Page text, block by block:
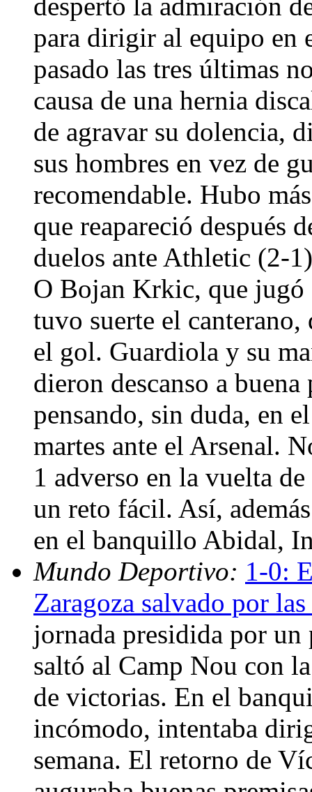
para dirigir al equipo en
pasado las tres últimas
causa de una hernia
de agravar su dolencia,
sus hombres en vez de
recomendable. Hubo
que reapareció después
duelos ante Athletic (2-
O Bojan Krkic, que
tuvo suerte el
el gol. Guardiola y su
dieron descanso a
pensando, sin duda, en
martes ante el Arsenal.
1 adverso en la vuelta
un reto fácil. Así,
en el banquillo Abidal,
Mundo Deportivo: 1-0:
Zaragoza salvado por
jornada presidida por
saltó al Camp Nou con
de victorias. En el
incómodo, intentaba
semana. El retorno de